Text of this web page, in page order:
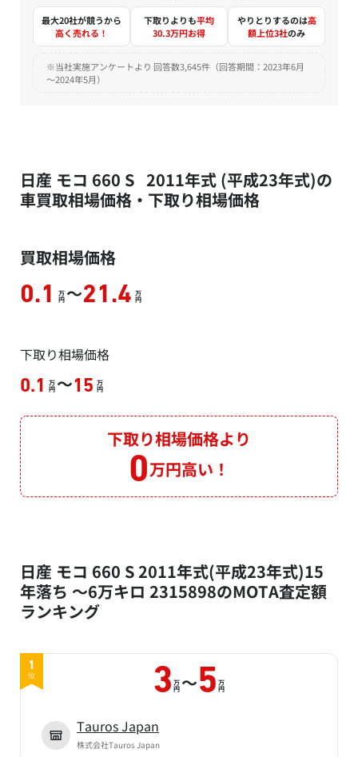
最大20社が競うから
高く売れる！
下取りよりも平均
30.3万円お得
やりとりするのは高
額上位3社のみ
※当社実施アンケートより 回答数3,645件（回答期間：2023年6月
～2024年5月）
日産 モコ 660 S 2011年式 (平成23年式)の
車買取相場価格・下取り相場価格
買取相場価格
0.1 万
円 ～21.4 万
円
下取り相場価格
0.1 万
円 ～15 万
円
下取り相場価格より
0万円高い！
日産 モコ 660 S 2011年式(平成23年式)15
年落ち ～6万キロ 2315898のMOTA査定額
ランキング
1
位 3 万
円 ～5 万
円
Tauros Japan
株式会社Tauros Japan